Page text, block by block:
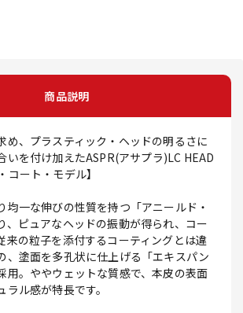
商品説明
め、プラスティック・ヘッドの明るさに
いを付け加えたASPR(アサプラ)LC HEAD
コート・モデル】
均一な伸びの性質を持つ「アニールド・
、ピュアなヘッドの振動が得られ、コー
来の粒子を添付するコーティングとは違
、塗面を多孔状に仕上げる「エキスパン
用。ややウェットな質感で、本皮の表面
ル感が特長です。